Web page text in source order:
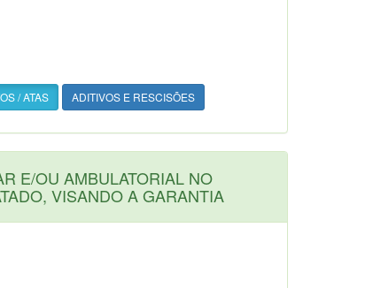
/ ATAS ADITIVOS E RESCISÕES
E/OU AMBULATORIAL NO
VISANDO A GARANTIA